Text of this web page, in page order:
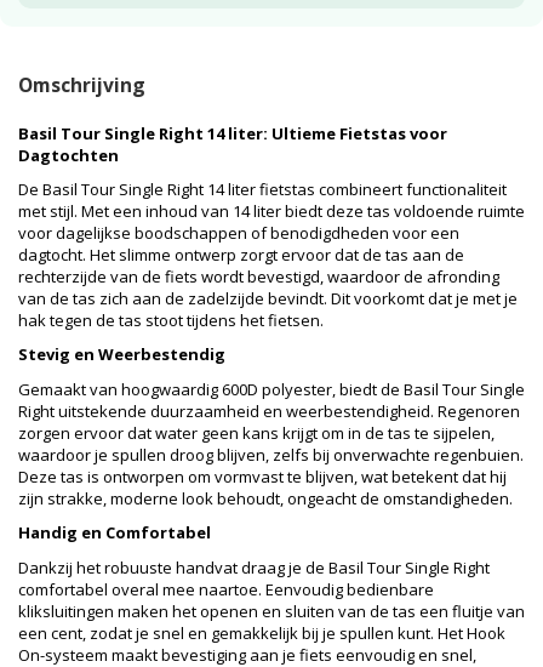
Omschrijving
Basil Tour Single Right 14 liter: Ultieme Fietstas voor
Dagtochten
De Basil Tour Single Right 14 liter fietstas combineert functionaliteit
met stijl. Met een inhoud van 14 liter biedt deze tas voldoende ruimte
voor dagelijkse boodschappen of benodigdheden voor een
dagtocht. Het slimme ontwerp zorgt ervoor dat de tas aan de
rechterzijde van de fiets wordt bevestigd, waardoor de afronding
van de tas zich aan de zadelzijde bevindt. Dit voorkomt dat je met je
hak tegen de tas stoot tijdens het fietsen.
Stevig en Weerbestendig
Gemaakt van hoogwaardig 600D polyester, biedt de Basil Tour Single
Right uitstekende duurzaamheid en weerbestendigheid. Regenoren
zorgen ervoor dat water geen kans krijgt om in de tas te sijpelen,
waardoor je spullen droog blijven, zelfs bij onverwachte regenbuien.
Deze tas is ontworpen om vormvast te blijven, wat betekent dat hij
zijn strakke, moderne look behoudt, ongeacht de omstandigheden.
Handig en Comfortabel
Dankzij het robuuste handvat draag je de Basil Tour Single Right
comfortabel overal mee naartoe. Eenvoudig bedienbare
kliksluitingen maken het openen en sluiten van de tas een fluitje van
een cent, zodat je snel en gemakkelijk bij je spullen kunt. Het Hook
On-systeem maakt bevestiging aan je fiets eenvoudig en snel,